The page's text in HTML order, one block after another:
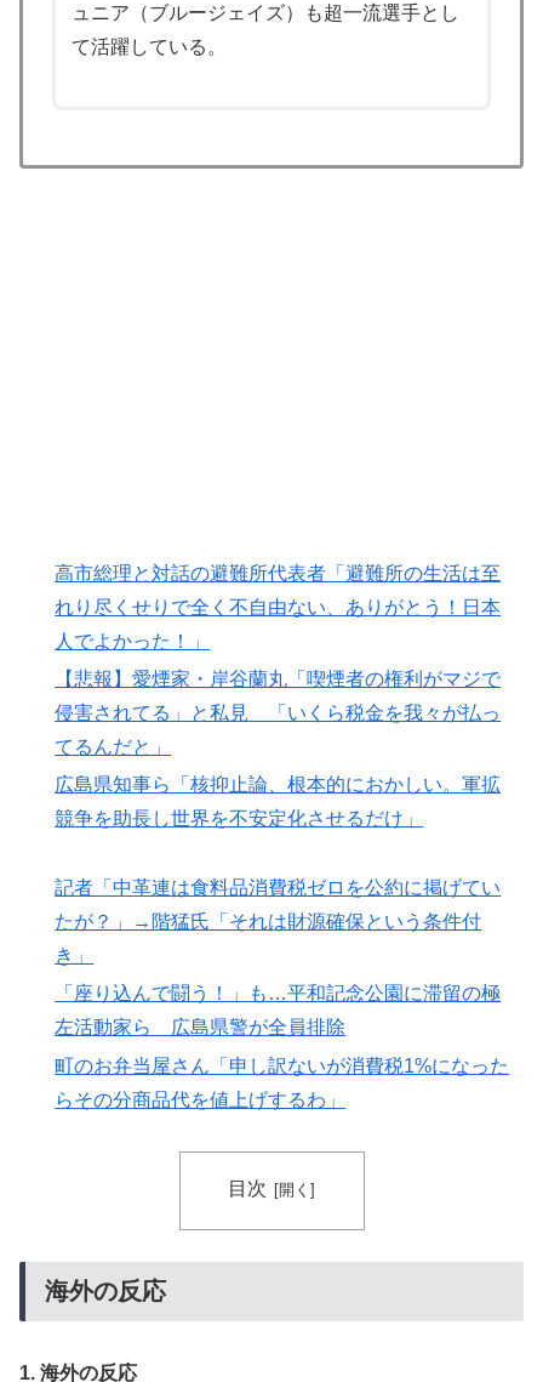
ライバルのリコに身体で賞金払わせる話やりてえ
待したことが発覚！」
なる…」
▶ 海外「日本なんて行くんじゃなかった…」 日本を知っ
てしまったディズニー信者、帰国後『本家』に失望する
事態に
▶ 英国人「ようこそ」冨安健洋、クリスタルパレス加入が
決定的に！メディカル検査をパス！現地サポが歓迎！ア
ーセナルファンも祝福！【海外の反応】
▶ 外国人「使い捨てだ」FIFA会長、辞任危機でトランプ政
▶ 韓国内で続く反日的雰囲気…日本不買運動の広報チラシ
を受け取った日本人留学生困惑＝韓国の反応
▶ 海外「うちは同じ日に二人とも不機嫌になるのは禁止。
結婚四十年これでやってる」経験するまで信じてもらえ
ない結婚の話…？
ュニア（ブルージェイズ）も超一流選手とし
て活躍している。
高市総理と対話の避難所代表者「避難所の生活は至
れり尽くせりで全く不自由ない、ありがとう！日本
人でよかった！」
【悲報】愛煙家・岸谷蘭丸「喫煙者の権利がマジで
侵害されてる」と私見 「いくら税金を我々が払っ
てるんだと」
広島県知事ら「核抑止論、根本的におかしい。軍拡
競争を助長し世界を不安定化させるだけ」
記者「中革連は食料品消費税ゼロを公約に掲げてい
たが？」→階猛氏「それは財源確保という条件付
き」
「座り込んで闘う！」も…平和記念公園に滞留の極
左活動家ら 広島県警が全員排除
町のお弁当屋さん「申し訳ないが消費税1%になった
らその分商品代を値上げするわ」
目次
海外の反応
1. 海外の反応